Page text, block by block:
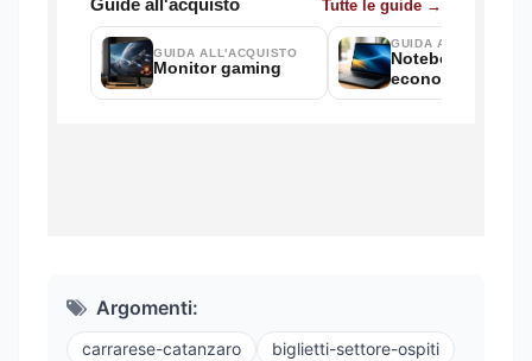
Argomenti:
carrarese-catanzaro
biglietti-settore-ospiti